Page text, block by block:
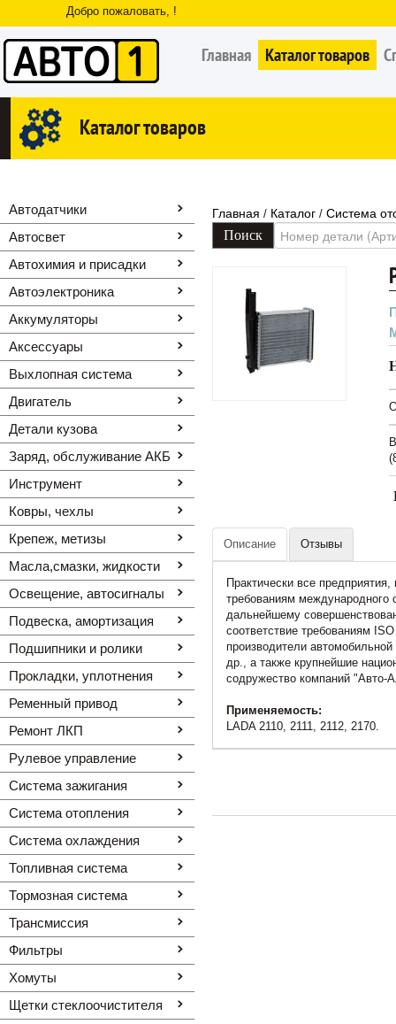
Добро пожаловать, !
Главная Каталог товаров
Каталог товаров
Автодатчики
Автосвет
Автохимия и присадки
Автоэлектроника
Аккумуляторы
Аксессуары
Выхлопная система
Двигатель
Детали кузова
Заряд, обслуживание АКБ
Инструмент
Ковры, чехлы
Крепеж, метизы
Масла,смазки, жидкости
Освещение, автоcигналы
Подвеска, амортизация
Подшипники и ролики
Прокладки, уплотнения
Ременный привод
Ремонт ЛКП
Рулевое управление
Система зажигания
Система отопления
Система охлаждения
Топливная система
Тормозная система
Трансмиссия
Фильтры
Хомуты
Щетки стеклоочистителя
Главная / Каталог / Система
Описание Отзывы
Практически все
требованиям международного
дальнейшему
соответствие требованиям
производители
др., а также крупнейшие
содружество компаний "Авто-
Применяемость:
LADA 2110, 2111, 2112, 2170.